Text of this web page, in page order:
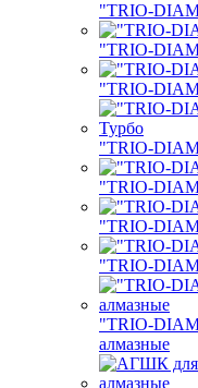
"TRIO-
"TRIO-
"TRIO-
"TRIO-
"TRIO-
"TRIO-
"TRIO-
"TRIO-
алмазные